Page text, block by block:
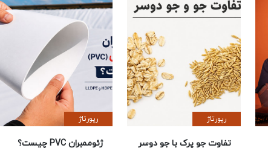
رپورتاژ
تفاوت جو پرک با جو دوسر
رپورتاژ
ژئوممبران PVC چیست؟